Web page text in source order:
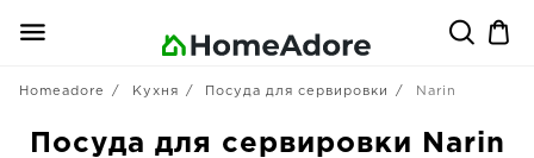
Homeadore Кухня Посуда для сервировки Narin
Посуда для сервировки Narin